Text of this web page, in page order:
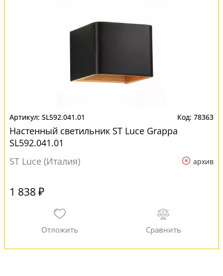
SL592.041.01 78363
Настенный светильник ST Luce Grappa
SL592.041.01
ST Luce (Италия)
архив
1 838 ₽